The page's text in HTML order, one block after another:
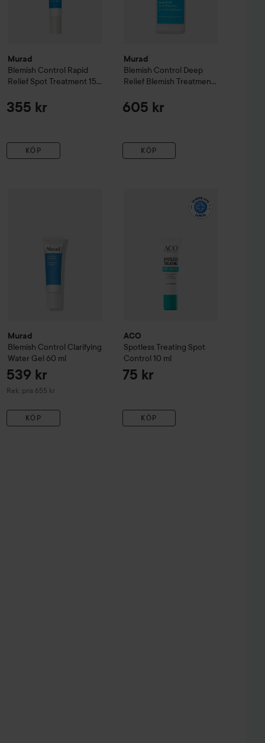
Murad
Blemish Control Rapid
Relief Spot Treatment 15
355 kr
KÖP
Murad
Blemish Control Deep
Relief Blemish Treatment
605 kr
KÖP
Murad
Blemish Control Clarifying
Water Gel 60 ml
539 kr
Rek. pris 655 kr
Rekommenderat pris 655 kr
KÖP
60 mlRekommenderat pris 655 kr
ACO
Spotless Treating Spot
Control 10 ml
75 kr
KÖP